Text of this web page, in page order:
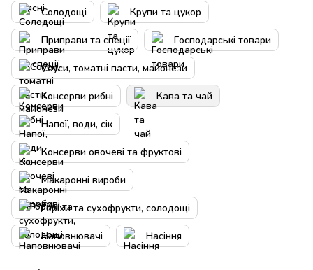
Солодощі Крупи та цукор
Приправи та спеції Господарські товари
Соуси, томатні пасти, майонези
Консерви рибні Кава та чай
Напої, води, сік
Консерви овочеві та фруктові
Макаронні вироби
Горіхи та сухофрукти, солодощі
Наповнювачі Насіння